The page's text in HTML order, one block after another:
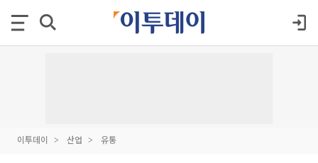
이투데이 산업 유통